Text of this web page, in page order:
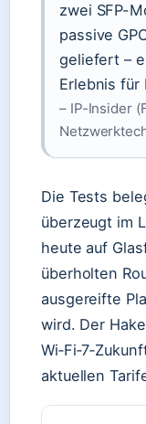
zwei SFP-
passive
geliefert –
Erlebnis für
– IP-Insider
Die Tests
überzeugt im
heute auf
überholten
ausgereifte
wird. Der
aktuellen